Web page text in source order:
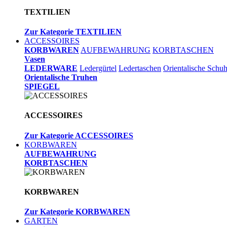
TEXTILIEN
Zur Kategorie TEXTILIEN
ACCESSOIRES
KORBWAREN AUFBEWAHRUNG KORBTASCHEN
Vasen
LEDERWARE Ledergürtel Ledertaschen Orientalische
Orientalische Truhen
SPIEGEL
ACCESSOIRES
Zur Kategorie ACCESSOIRES
KORBWAREN
AUFBEWAHRUNG
KORBTASCHEN
KORBWAREN
Zur Kategorie KORBWAREN
GARTEN